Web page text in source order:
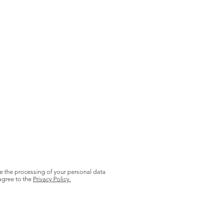
the processing of your personal data
to the Privacy Policy.